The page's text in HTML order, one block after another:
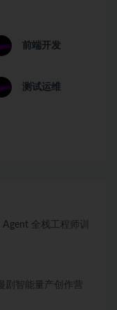
前端开发
测试运维
Agent 全栈工程师训
剧智能量产创作营